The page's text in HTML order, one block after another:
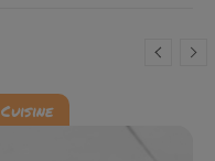
Cuisine